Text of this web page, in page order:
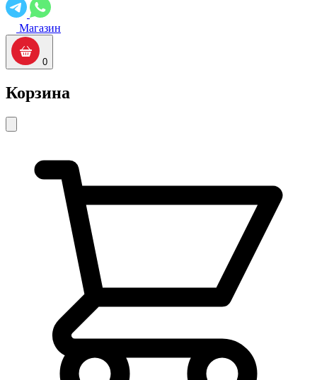
Магазин
0
Корзина